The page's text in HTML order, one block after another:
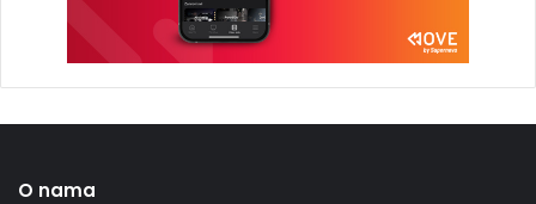
O nama